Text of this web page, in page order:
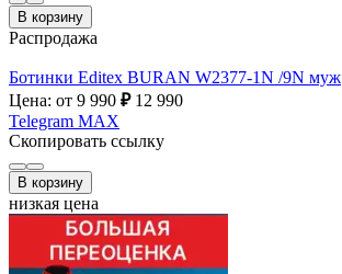
В корзину
Распродажа
Ботинки Editex BURAN W2377-1N /9N муж
Цена: от 9 990 ₽ 12 990
Telegram MAX
Скопировать ссылку
В корзину
низкая цена